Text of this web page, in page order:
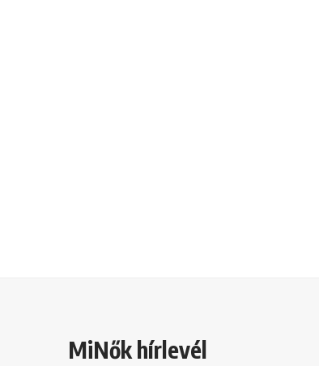
MiNők hírlevél